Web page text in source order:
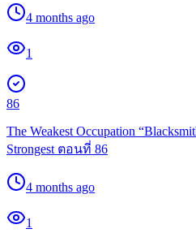
4 months ago
1
86
The Weakest Occupation
Strongest ตอนที่ 86
4 months ago
1